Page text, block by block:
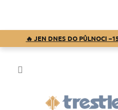
🔥 JEN DNES DO PŮLNOCI